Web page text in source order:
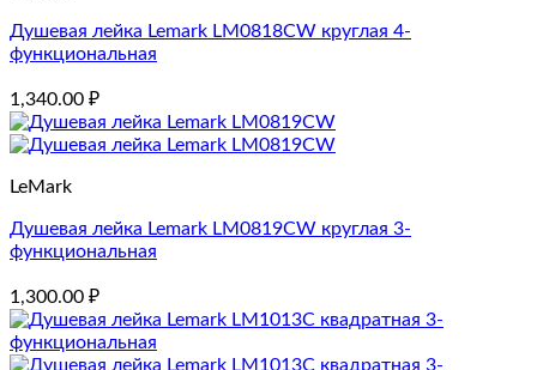
Душевая лейка Lemark LM0818CW круглая 4-
функциональная
1,340.00 ₽
LeMark
Душевая лейка Lemark LM0819CW ​круглая 3-
функциональная
1,300.00 ₽